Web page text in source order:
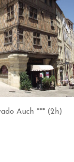
Auch *** (2h)